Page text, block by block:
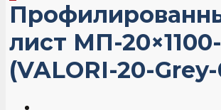
лист МП-
(VALORI-20-